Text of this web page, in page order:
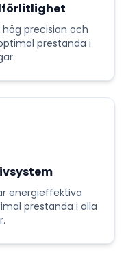
hög precision och
prestanda i
energieffektiva
prestanda i alla